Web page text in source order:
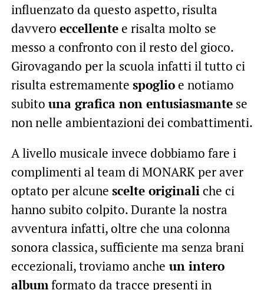
influenzato da questo aspetto, risulta
davvero eccellentee risalta molto se
messo a confronto con il resto del gioco.
Girovagando per la scuola infatti il tutto ci
risulta estremamente spoglioe notiamo
subito una grafica non entusiasmantese
non nelle ambientazioni dei combattimenti.
A livello musicale invece dobbiamo fare i
complimenti al team di MONARK per aver
optato per alcune scelte originaliche ci
hanno subito colpito. Durante la nostra
avventura infatti, oltre che una colonna
sonora classica, sufficiente ma senza brani
eccezionali, troviamo anche un intero
albumformato da tracce presenti in